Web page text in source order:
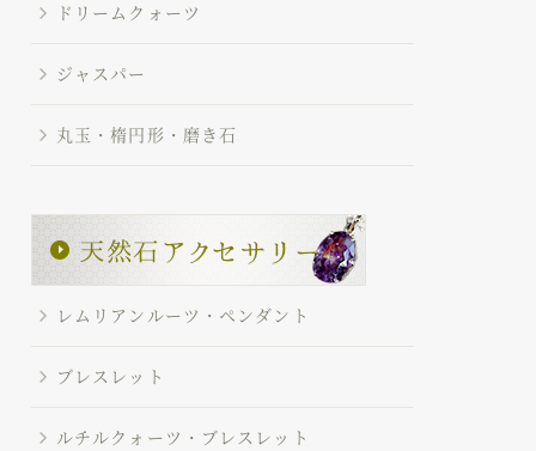
ドリームクォーツ
ジャスパー
丸玉・楕円形・磨き石
レムリアンルーツ・ペンダント
ブレスレット
ルチルクォーツ・ブレスレット